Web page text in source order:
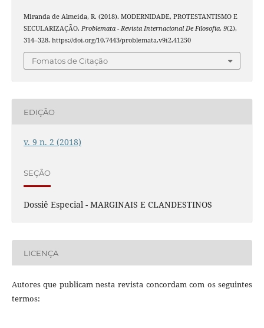
Miranda de Almeida, R. (2018). MODERNIDADE, PROTESTANTISMO E
SECULARIZAÇÃO. Problemata - Revista Internacional De Filosofia, 9(2),
314–328. https://doi.org/10.7443/problemata.v9i2.41250
Fomatos de Citação
EDIÇÃO
v. 9 n. 2 (2018)
SEÇÃO
Dossiê Especial - MARGINAIS E CLANDESTINOS
LICENÇA
Autores que publicam nesta revista concordam com os seguintes
termos: